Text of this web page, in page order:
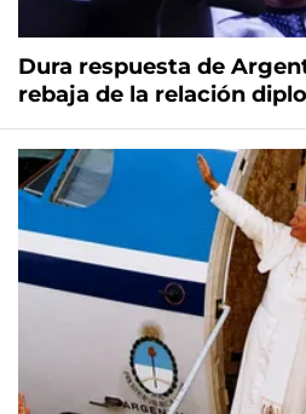
Dura respuesta de
rebaja de la relación